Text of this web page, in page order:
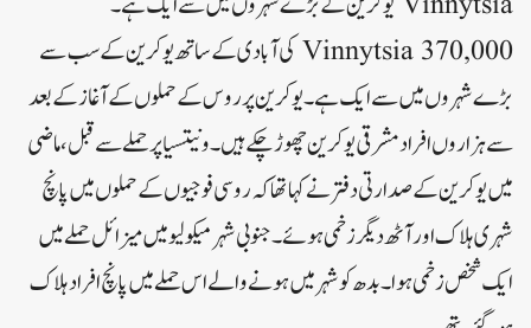
Vinnytsia 370,000 کی آبادی کے ساتھ یوکرین کے سب سے
بڑے شہروں میں سے ایک ہے۔یوکرین پر روس کے حملوں کے آغاز کے بعد
سے ہزاروں افراد مشرقی یوکرین چھوڑ چکے ہیں۔ونیتسیا پر حملے سے قبل، ماضی
میں یوکرین کے صدارتی دفتر نے کہا تھا کہ روسی فوجیوں کے حملوں میں پانچ
شہری ہلاک اور آٹھ دیگر زخمی ہوئے۔جنوبی شہر میکولیو میں میزائل حملے میں
ایک شخص زخمی ہوا۔بدھ کو شہر میں ہونے والے اس حملے میں پانچ افراد ہلاک